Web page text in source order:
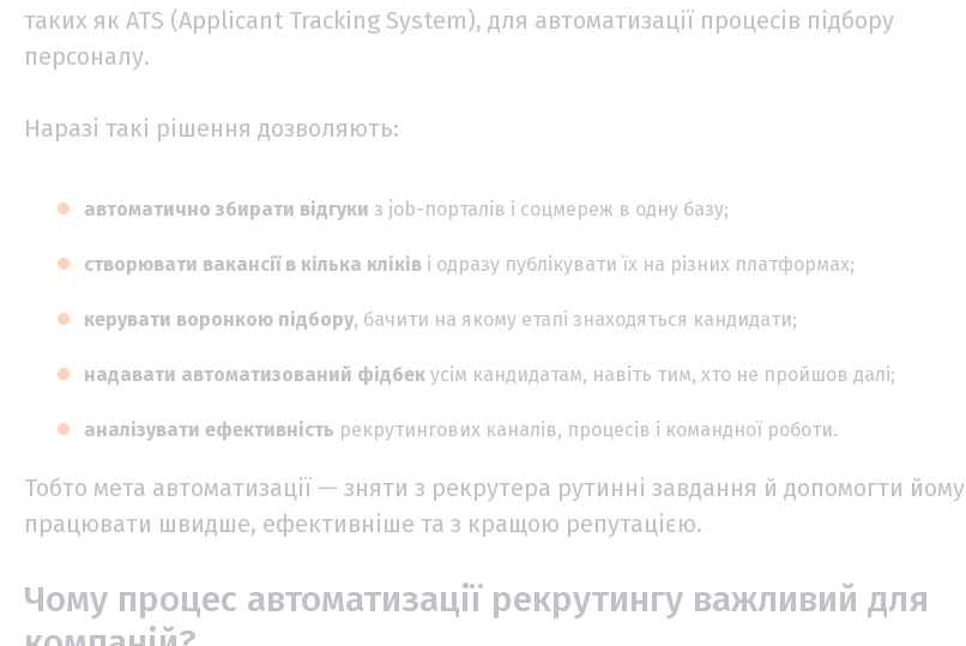
таких як ATS (Applicant Tracking System), для автоматизації процесів підбору
персоналу.
Наразі такі рішення дозволяють:
автоматично збирати відгуки з job-порталів і соцмереж в одну базу;
створювати вакансії в кілька кліків і одразу публікувати їх на різних платформах;
керувати воронкою підбору, бачити на якому етапі знаходяться кандидати;
надавати автоматизований фідбек усім кандидатам, навіть тим, хто не пройшов далі;
аналізувати ефективність рекрутингових каналів, процесів і командної роботи.
Тобто мета автоматизації — зняти з рекрутера рутинні завдання й допомогти йому
працювати швидше, ефективніше та з кращою репутацією.
Чому процес автоматизації рекрутингу важливий для